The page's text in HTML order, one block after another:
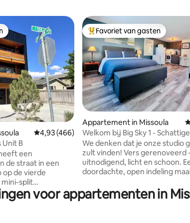
5, 284 recensies
Gemiddelde beoordeling van 4,93 uit 5, 466
4,93 (466)
Unit B
een
de straat in een
op de vierde
mini-split
een
vaatwasser,
Topfavoriet van gasten
Favoriet van gasten
Appartement in Missoula
Welkom bij Big Sky 1 -
Studio
We denken dat je onze studio
zult vinden! Vers gerenoveerd -
uitnodigend, licht en schoon.
doordachte, open indeling
compacte keuken, gezellig
queensize bed, een
voor appartementen in